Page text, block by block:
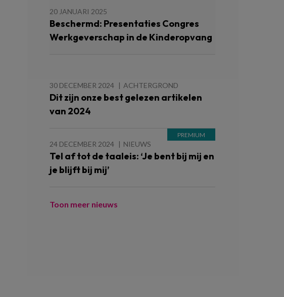
20 JANUARI 2025
Beschermd: Presentaties Congres
Werkgeverschap in de Kinderopvang
30 DECEMBER 2024 ACHTERGROND
Dit zijn onze best gelezen artikelen
van 2024
24 DECEMBER 2024 NIEUWS
Tel af tot de taaleis: ‘Je bent bij mij en
je blijft bij mij’
Toon meer nieuws